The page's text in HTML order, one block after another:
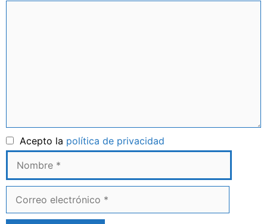
Acepto la política de privacidad
electrónico